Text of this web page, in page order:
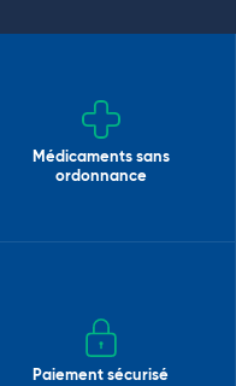
Médicaments sans
ordonnance
Paiement sécurisé